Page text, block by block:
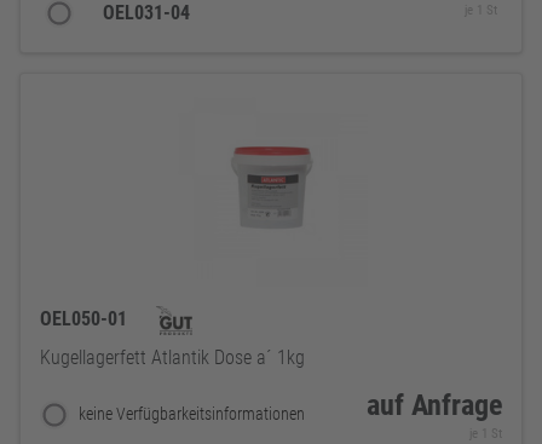
OEL031-04
je 1 St
OEL050-01
Kugellagerfett Atlantik Dose a´ 1kg
keine Verfügbarkeitsinformationen auf Anfrage
je 1 St